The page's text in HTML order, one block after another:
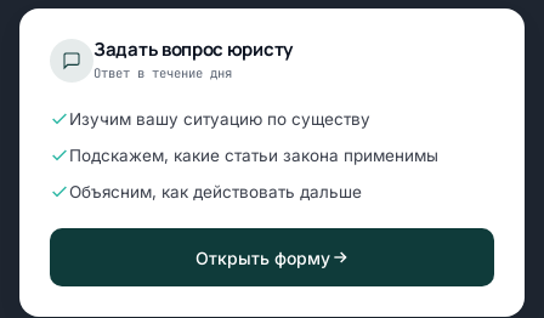
Задать вопрос юристу
Ответ в течение дня
Изучим вашу ситуацию по существу
Подскажем, какие статьи закона применимы
Объясним, как действовать дальше
Открыть форму